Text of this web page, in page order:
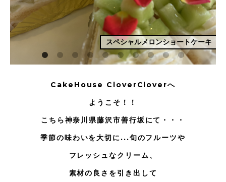
スペシャルメロンショートケーキ
CakeHouse CloverCloverへ
ようこそ！！
こちら神奈川県藤沢市善行坂にて・・・
季節の味わいを大切に...旬のフルーツや
フレッシュなクリーム、
素材の良さを引き出して